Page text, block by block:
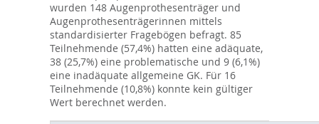
wurden 148 Augenprothesenträger und
Augenprothesenträgerinnen mittels
standardisierter Fragebögen befragt. 85
Teilnehmende (57,4%) hatten eine adäquate,
38 (25,7%) eine problematische und 9 (6,1%)
eine inadäquate allgemeine GK. Für 16
Teilnehmende (10,8%) konnte kein gültiger
Wert berechnet werden.